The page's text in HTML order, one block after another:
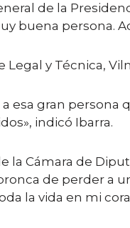
de la
buena persona.
Legal y Técnica,
a esa gran persona
indicó Ibarra.
la Cámara de
de perder a
la vida en mi